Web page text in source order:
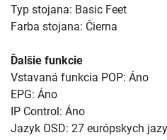
Typ stojana: Basic Feet
Farba stojana: Čierna
Ďalšie funkcie
Vstavaná funkcia POP: Áno
EPG: Áno
IP Control: Áno
Jazyk OSD: 27 európskych